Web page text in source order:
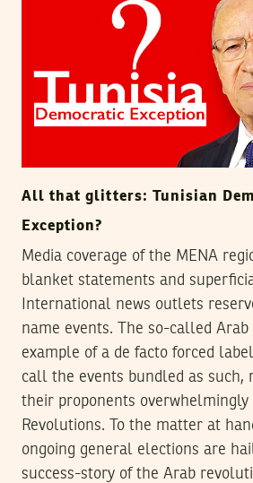
All that glitters: Tunisian
Exception?
Media coverage of the MENA
blanket statements and
International news outlets
name events. The so-called Arab
example of a de facto forced
call the events bundled as such,
their proponents overwhelmingly
Revolutions. To the matter at
ongoing general elections are
success-story of the Arab